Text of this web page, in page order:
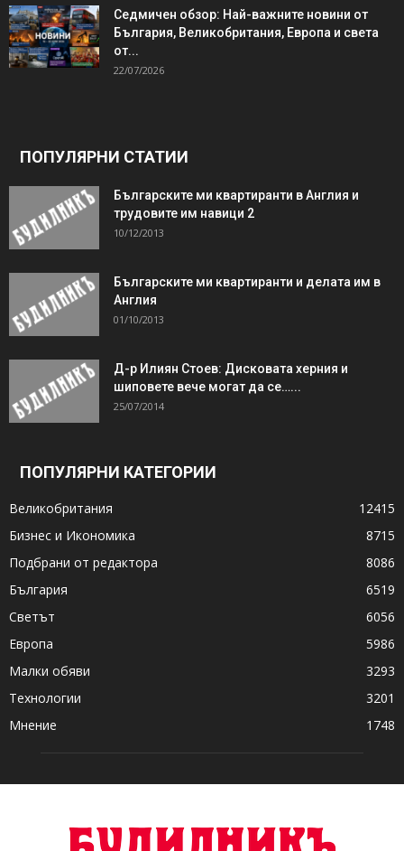
Седмичен обзор: Най-важните новини от
България, Великобритания, Европа и света
от...
22/07/2026
ПОПУЛЯРНИ СТАТИИ
Българските ми квартиранти в Англия и
трудовите им навици 2
10/12/2013
Българските ми квартиранти и делата им в
Англия
01/10/2013
Д-р Илиян Стоев: Дисковата херния и
шиповете вече могат да се…...
25/07/2014
ПОПУЛЯРНИ КАТЕГОРИИ
Великобритания
12415
Бизнес и Икономика
8715
Подбрани от редактора
8086
България
6519
Светът
6056
Европа
5986
Малки обяви
3293
Технологии
3201
Мнение
1748